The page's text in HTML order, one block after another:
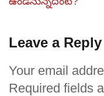
Leave a Reply
Your email
Required fields